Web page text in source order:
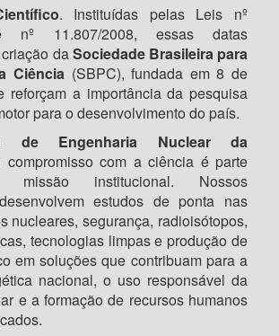
. Instituídas pelas Leis nº
nº 11.807/2008, essas datas
daSociedade Brasileira para
Ciência (SBPC), fundada em 8 de
reforçam a importância da pesquisa
para o desenvolvimento do país.
de Engenharia Nuclear da
compromisso com a ciência é parte
missão institucional. Nossos
estudos de ponta nas
nucleares, segurança, radioisótopos,
tecnologias limpas e produção de
em soluções que contribuam para a
nacional, o uso responsável da
e a formação de recursos humanos